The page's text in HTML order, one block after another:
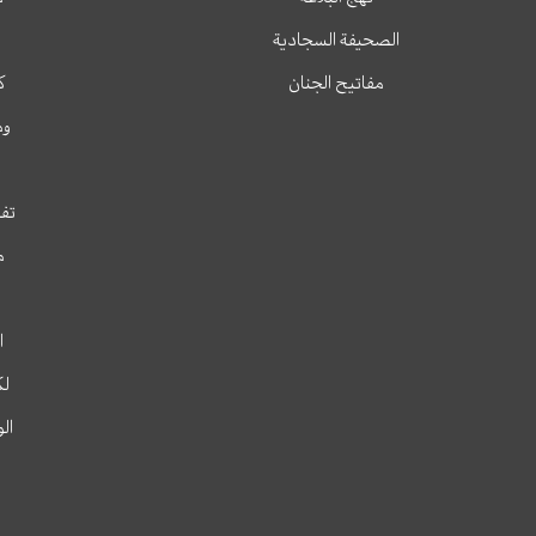
الصحيفة السجادية
مفاتيح الجنان